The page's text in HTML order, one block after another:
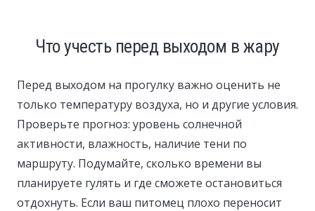
Что учесть перед выходом в жару
Перед выходом на прогулку важно оценить не
только температуру воздуха, но и другие условия.
Проверьте прогноз: уровень солнечной
активности, влажность, наличие тени по
маршруту. Подумайте, сколько времени вы
планируете гулять и где сможете остановиться
отдохнуть. Если ваш питомец плохо переносит